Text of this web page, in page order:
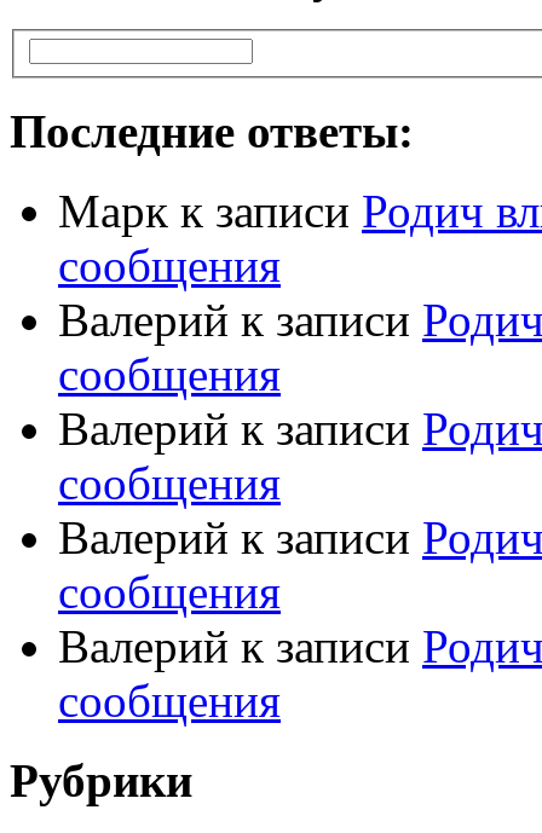
Последние ответы:
Марк к записи Родич
сообщения
Валерий к записи
сообщения
Валерий к записи
сообщения
Валерий к записи
сообщения
Валерий к записи
сообщения
Рубрики